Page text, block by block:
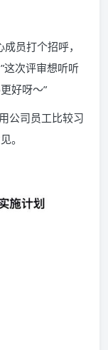
员打个招呼，
这次评审想听听
好呀～”
公司员工比较习
。